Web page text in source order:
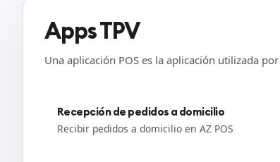
Apps TPV
Una aplicación POS es la aplicación utilizada
Recepción de pedidos a domicilio
Recibir pedidos a domicilio en AZ POS